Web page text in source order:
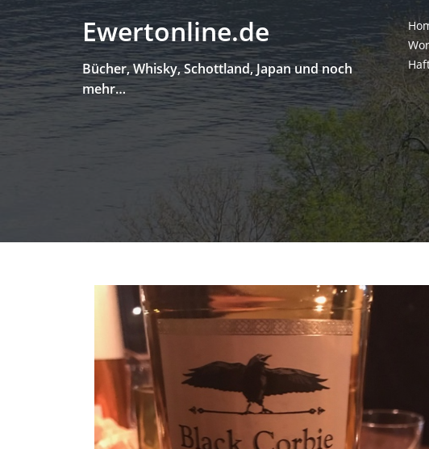
Skip
content
Ewertonline.de
Bücher, Whisky, Schottland, Japan und noch
mehr…